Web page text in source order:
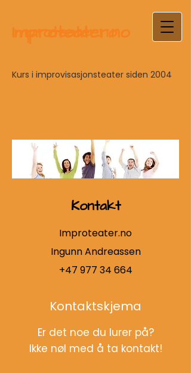
Improteater.no
Improteater.no
Kurs i improvisasjonsteater siden 2004
Kontakt
Improteater.no
Ingunn Andreassen
+47 977 34 664
Kontaktskjema
Er det noe du lurer på?
Ikke nøl med å ta kontakt!